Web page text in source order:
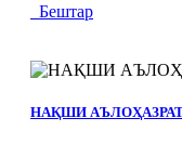
Бештар
НАҚШИ